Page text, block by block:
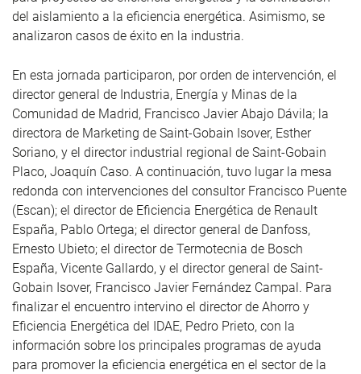
del aislamiento a la eficiencia energética. Asimismo, se
analizaron casos de éxito en la industria.
En esta jornada participaron, por orden de intervención, el
director general de Industria, Energía y Minas de la
Comunidad de Madrid, Francisco Javier Abajo Dávila; la
directora de Marketing de Saint-Gobain Isover, Esther
Soriano, y el director industrial regional de Saint-Gobain
Placo, Joaquín Caso. A continuación, tuvo lugar la mesa
redonda con intervenciones del consultor Francisco Puente
(Escan); el director de Eficiencia Energética de Renault
España, Pablo Ortega; el director general de Danfoss,
Ernesto Ubieto; el director de Termotecnia de Bosch
España, Vicente Gallardo, y el director general de Saint-
Gobain Isover, Francisco Javier Fernández Campal. Para
finalizar el encuentro intervino el director de Ahorro y
Eficiencia Energética del IDAE, Pedro Prieto, con la
información sobre los principales programas de ayuda
para promover la eficiencia energética en el sector de la